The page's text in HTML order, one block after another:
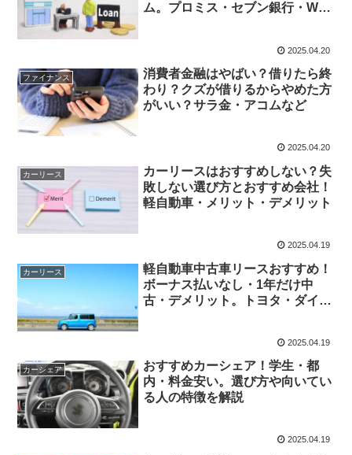
ム。プロミス・セブン銀行・Web
2025.04.20
ファイナンス
消費者金融はやばい？借りたら終
わり？クズが借りるからやめた方
がいい？サラ金・アコムなど
2025.04.20
カーリース
カーリースはおすすめしない？失
敗しない選び方とおすすめ会社！
軽自動車・メリット・デメリット
2025.04.19
カーリース
軽自動車中古車リースおすすめ！
ボーナス払いなし・1年だけ中
古・デメリット。トヨタ・ダイハ
2025.04.19
カーシェア
おすすめカーシェア！学生・都
内・料金安い。選び方や向いてい
る人の特徴を解説
2025.04.19